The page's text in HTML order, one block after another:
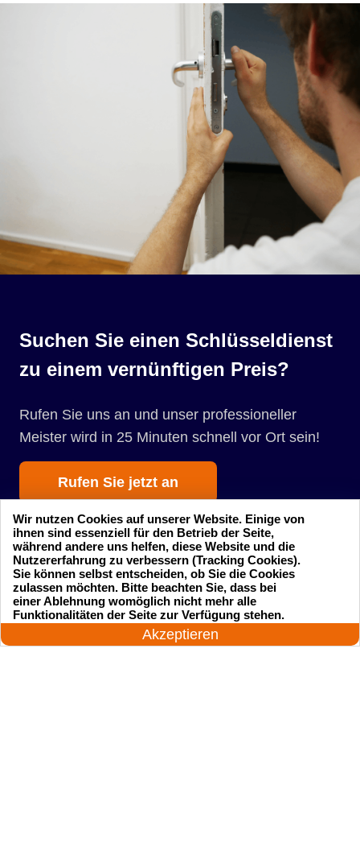
Suchen Sie einen Schlüsseldienst
zu einem vernünftigen Preis?
Rufen Sie uns an und unser professioneller
Meister wird in 25 Minuten schnell vor Ort sein!
Rufen Sie jetzt an
Startseite Einsatzgebiete
Preise
24 Stunden am Tag
Akzeptieren
Wir nutzen Cookies auf unserer Website. Einige von
ihnen sind essenziell für den Betrieb der Seite,
während andere uns helfen, diese Website und die
Nutzererfahrung zu verbessern (Tracking Cookies).
Sie können selbst entscheiden, ob Sie die Cookies
zulassen möchten. Bitte beachten Sie, dass bei
einer Ablehnung womöglich nicht mehr alle
Funktionalitäten der Seite zur Verfügung stehen.